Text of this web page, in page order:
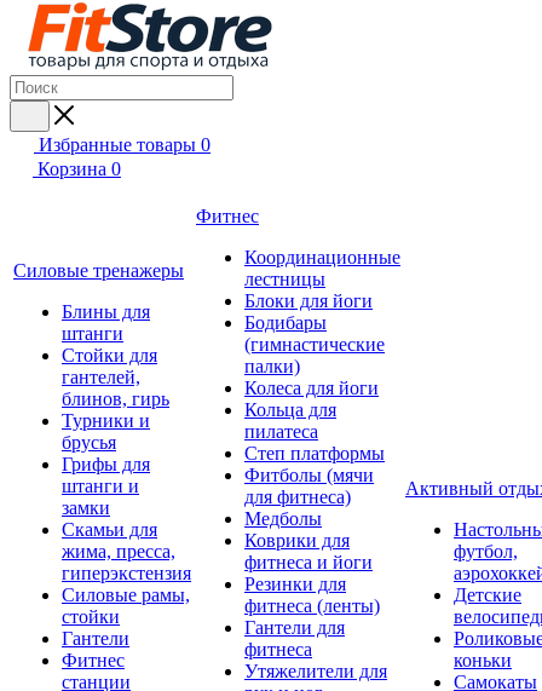
Избранные товары 0
Корзина 0
Силовые тренажеры
Блины для
штанги
Стойки для
гантелей,
блинов, гирь
Турники и
брусья
Грифы для
штанги и
замки
Скамьи для
жима, пресса,
гиперэкстензия
Силовые рамы,
стойки
Гантели
Фитнес
станции
Фитнес
Координационные
лестницы
Блоки для йоги
Бодибары
(гимнастические
палки)
Колеса для йоги
Кольца для
пилатеса
Степ платформы
Фитболы (мячи
для фитнеса)
Медболы
Коврики для
фитнеса и йоги
Резинки для
фитнеса (ленты)
Гантели для
фитнеса
Утяжелители для
Активный
футбол,
Детские
коньки
Самокаты